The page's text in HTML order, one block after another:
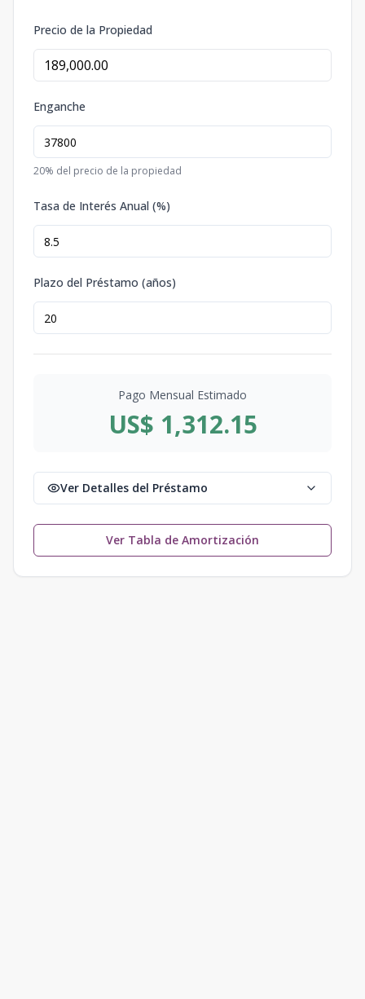
Precio de la Propiedad
Enganche
20% del precio de la propiedad
Tasa de Interés Anual (%)
Plazo del Préstamo (años)
Pago Mensual Estimado
US$ 1,312.15
Ver Detalles del Préstamo
Ver Tabla de Amortización